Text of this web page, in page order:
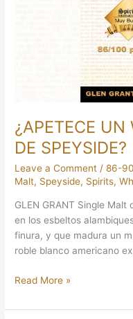
¿APETECE UN
DE SPEYSIDE?
Leave a Comment /86-
Malt, Speyside, Spirits,
GLEN GRANT Single
en los esbeltos
finura, y que madura un
roble blanco americano
Read More »